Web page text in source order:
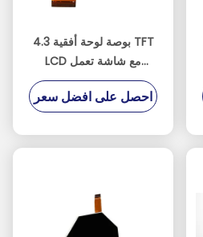
4.3 بوصة لوحة أفقية TFT
LCD مع شاشة تعمل
باللمس بالسعة المقاومة
احصل على افضل سعر